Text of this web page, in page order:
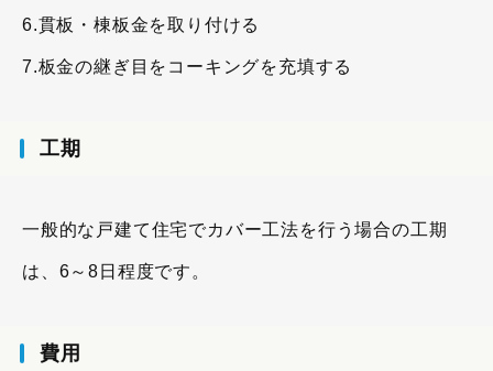
6.貫板・棟板金を取り付ける
7.板金の継ぎ目をコーキングを充填する
工期
一般的な戸建て住宅でカバー工法を行う場合の工期
は、6～8日程度です。
費用